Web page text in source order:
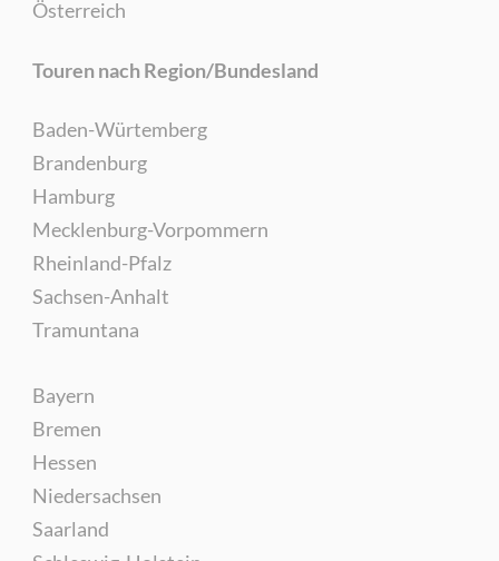
Österreich
Touren nach Region/Bundesland
Baden-Würtemberg
Brandenburg
Hamburg
Mecklenburg-Vorpommern
Rheinland-Pfalz
Sachsen-Anhalt
Tramuntana
Bayern
Bremen
Hessen
Niedersachsen
Saarland